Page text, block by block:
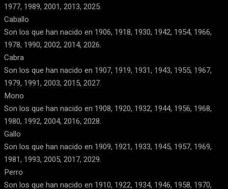
1977, 1989, 2001, 2013, 2025.
Caballo
Son los que han nacido en 1906, 1918, 1930, 1942, 1954, 1966,
1978, 1990, 2002, 2014, 2026.
Cabra
Son los que han nacido en 1907, 1919, 1931, 1943, 1955, 1967,
1979, 1991, 2003, 2015, 2027.
Mono
Son los que han nacido en 1908, 1920, 1932, 1944, 1956, 1968,
1980, 1992, 2004, 2016, 2028.
Gallo
Son los que han nacido en 1909, 1921, 1933, 1945, 1957, 1969,
1981, 1993, 2005, 2017, 2029.
Perro
Son los que han nacido en 1910, 1922, 1934, 1946, 1958, 1970,